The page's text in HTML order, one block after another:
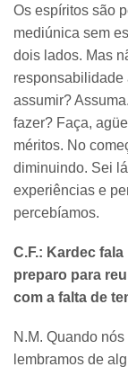
Os espíritos são
mediúnica sem
dois lados. Mas
responsabilidade
assumir?
fazer? Faça,
méritos. No
diminuindo. Sei
experiências e
percebíamos.
C.F.: Kardec
preparo para
com a falta de
N.M. Quando
lembramos de